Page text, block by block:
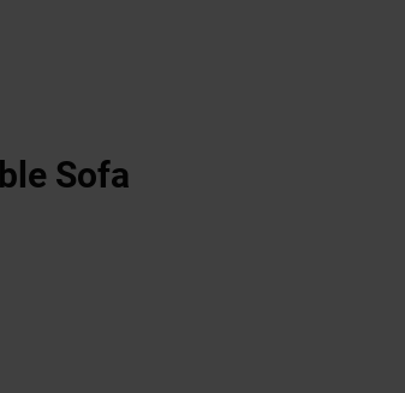
Sofa